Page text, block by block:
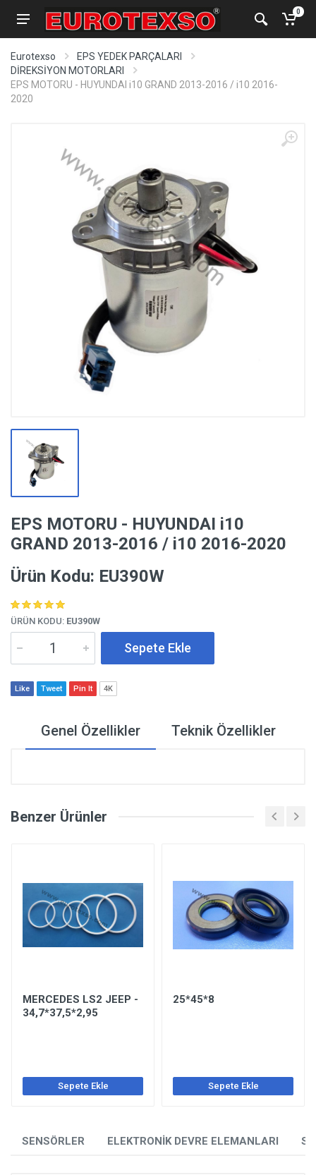
0
Eurotexso
EPS YEDEK PARÇALARI
DİREKSİYON MOTORLARI
EPS MOTORU - HUYUNDAI i10 GRAND 2013-2016 / i10 2016-
2020
SENSÖRLER ELEKTRONİK DEVRE ELEMANLARI
EPS MOTORU - HUYUNDAI i10
GRAND 2013-2016 / i10 2016-2020
Ürün Kodu: EU390W
ÜRÜN KODU: EU390W
Sepete Ekle
Like Tweet Pin It 4K
Genel Özellikler Teknik Özellikler
Benzer Ürünler
MERCEDES LS2 JEEP -
34,7*37,5*2,95
Sepete Ekle
25*45*8
Sepete Ekle